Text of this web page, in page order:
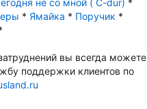
не со мной ( C-dur) *
* Ямайка * Поручик *
вы всегда можете
поддержки клиентов по